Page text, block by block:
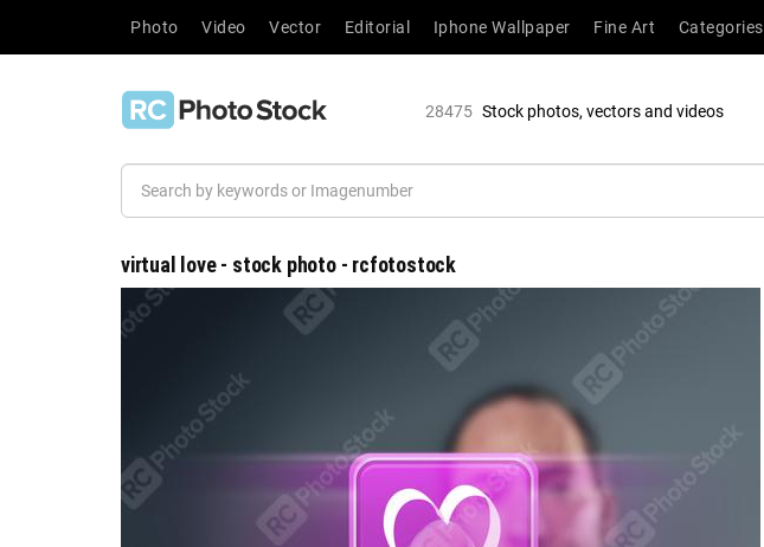
Photo Video Vector Editorial Iphone Wallpaper Fine Art Categories
28475 Stock photos, vectors and videos
virtual love - stock photo - rcfotostock